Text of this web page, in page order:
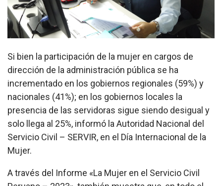
Si bien la participación de la mujer en cargos de
dirección de la administración pública se ha
incrementado en los gobiernos regionales (59%) y
nacionales (41%); en los gobiernos locales la
presencia de las servidoras sigue siendo desigual y
solo llega al 25%, informó la Autoridad Nacional del
Servicio Civil – SERVIR, en el Día Internacional de la
Mujer.
A través del Informe «La Mujer en el Servicio Civil